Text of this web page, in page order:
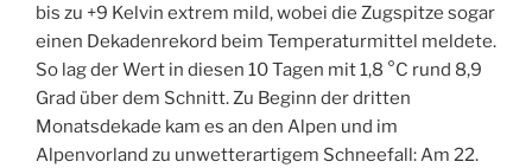
bis zu +9 Kelvin extrem mild, wobei die Zugspitze sogar
einen Dekadenrekord beim Temperaturmittel meldete.
So lag der Wert in diesen 10 Tagen mit 1,8 °C rund 8,9
Grad über dem Schnitt. Zu Beginn der dritten
Monatsdekade kam es an den Alpen und im
Alpenvorland zu unwetterartigem Schneefall: Am 22.